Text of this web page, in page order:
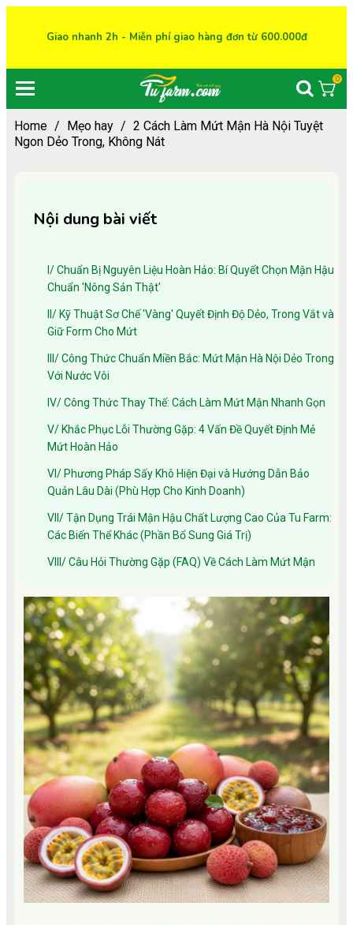
Giao nhanh 2h - Miễn phí giao hàng đơn từ 600.000đ
0
Home / Mẹo hay / 2 Cách Làm Mứt Mận Hà Nội Tuyệt
Ngon Dẻo Trong, Không Nát
Nội dung bài viết
I/ Chuẩn Bị Nguyên Liệu Hoàn Hảo: Bí Quyết Chọn Mận Hậu
Chuẩn 'Nông Sản Thật'
II/ Kỹ Thuật Sơ Chế 'Vàng' Quyết Định Độ Dẻo, Trong Vắt và
Giữ Form Cho Mứt
III/ Công Thức Chuẩn Miền Bắc: Mứt Mận Hà Nội Dẻo Trong
Với Nước Vôi
IV/ Công Thức Thay Thế: Cách Làm Mứt Mận Nhanh Gọn
V/ Khắc Phục Lỗi Thường Gặp: 4 Vấn Đề Quyết Định Mẻ
Mứt Hoàn Hảo
VI/ Phương Pháp Sấy Khô Hiện Đại và Hướng Dẫn Bảo
Quản Lâu Dài (Phù Hợp Cho Kinh Doanh)
VII/ Tận Dụng Trái Mận Hậu Chất Lượng Cao Của Tu Farm:
Các Biến Thể Khác (Phần Bổ Sung Giá Trị)
VIII/ Câu Hỏi Thường Gặp (FAQ) Về Cách Làm Mứt Mận